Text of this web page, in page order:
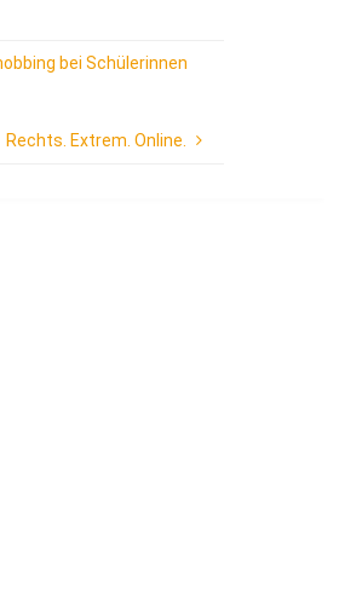
bei Schülerinnen
Rechts. Extrem. Online.